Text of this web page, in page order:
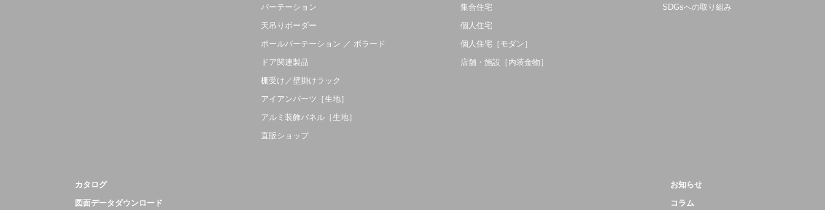
パーテーション
天吊りボーダー
ポールパーテーション ／ ボラード
ドア関連製品
棚受け／壁掛けラック
アイアンパーツ［生地］
アルミ装飾パネル［生地］
直販ショップ
集合住宅
個人住宅
個人住宅［モダン］
店舗・施設［内装金物］
SDGsへの取り組み
カタログ
図面データダウンロード
お知らせ
コラム